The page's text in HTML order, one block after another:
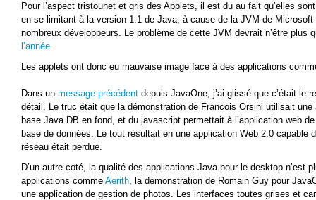
Pour l’aspect tristounet et gris des Applets, il est du au fait qu’elles
en se limitant à la version 1.1 de Java, à cause de la JVM de
nombreux développeurs. Le problème de cette JVM devrait n’être plus
l’année.
Les applets ont donc eu mauvaise image face à des applications
Dans un message précédent depuis JavaOne, j’ai glissé que c’était le
détail. Le truc était que la démonstration de Francois Orsini utilisait
base Java DB en fond, et du javascript permettait à l’application web
base de données. Le tout résultait en une application Web 2.0 capable
réseau était perdue.
D’un autre coté, la qualité des applications Java pour le desktop n’est
applications comme Aerith, la démonstration de Romain Guy pour
une application de gestion de photos. Les interfaces toutes grises et